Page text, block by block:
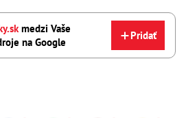
medzi Vaše
na Google
Pridať